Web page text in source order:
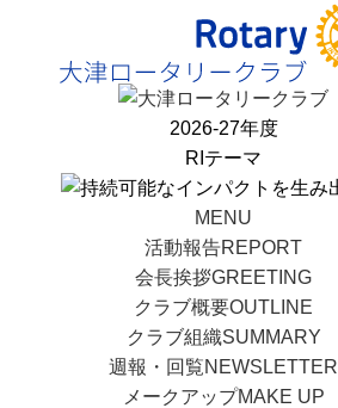
2026-27年度
RIテーマ
MENU
活動報告REPORT
会長挨拶GREETING
クラブ概要OUTLINE
クラブ組織SUMMARY
週報・回覧NEWSLETTER
メークアップMAKE UP